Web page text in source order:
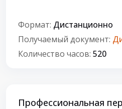
Формат: Дистанционно
Получаемый документ:
Количество часов: 520
Профессиональная